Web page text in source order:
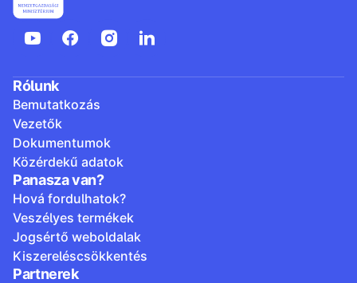
Rólunk
Bemutatkozás
Vezetők
Dokumentumok
Közérdekű adatok
Panasza van?
Hová fordulhatok?
Veszélyes termékek
Jogsértő weboldalak
Kiszereléscsökkentés
Partnerek